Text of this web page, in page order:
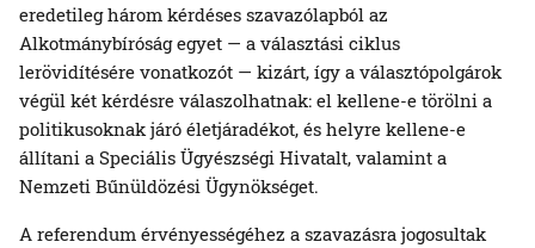
eredetileg három kérdéses szavazólapból az
Alkotmánybíróság egyet — a választási ciklus
lerövidítésére vonatkozót — kizárt, így a választópolgárok
végül két kérdésre válaszolhatnak: el kellene-e törölni a
politikusoknak járó életjáradékot, és helyre kellene-e
állítani a Speciális Ügyészségi Hivatalt, valamint a
Nemzeti Bűnüldözési Ügynökséget.
A referendum érvényességéhez a szavazásra jogosultak